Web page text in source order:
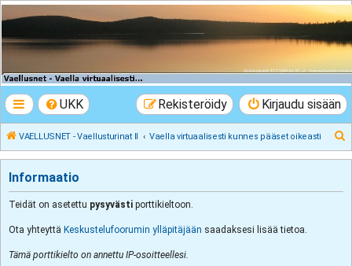
VAELLUSNET -
Vaellusturinat II
UKK Kirjaudu sisään
Rekisteröidy
VAELLUSNET - Vaellusturinat II Vaella virtuaalisesti kunnes pääset oikeasti
Informaatio
Teidät on asetettu pysyvästi porttikieltoon.
Ota yhteyttä Keskustelufoorumin ylläpitäjään saadaksesi lisää tietoa.
Tämä porttikielto on annettu IP-osoitteellesi.